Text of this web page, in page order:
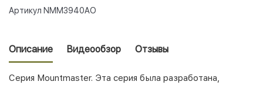
Артикул NMM3940AO
Описание Видеообзор Отзывы
Серия Mountmaster. Эта серия была разработана,